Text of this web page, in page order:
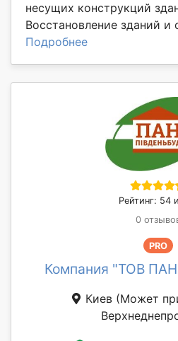
несущих конструкций
Восстановление зданий и
Подробнее
Рейтинг: 54
0
PRO
Компания "ТОВ
Киев (Может